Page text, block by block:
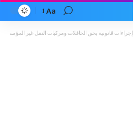
Font
Resizer
Aa
إجراءات قانونية بحق الحافلات ومركبات النقل غير المؤمنة